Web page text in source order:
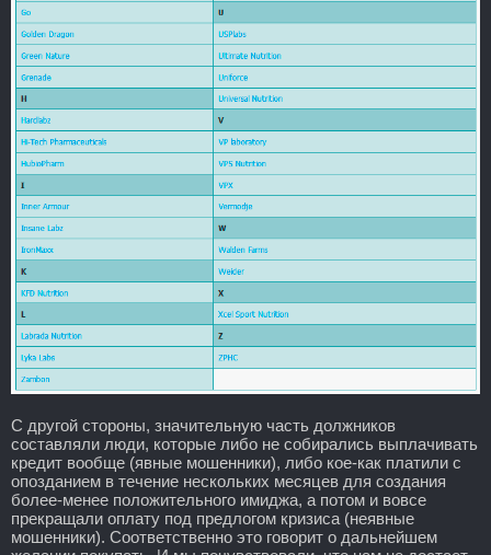
С другой стороны, значительную часть должников
составляли люди, которые либо не собирались выплачивать
кредит вообще (явные мошенники), либо кое-как платили с
опозданием в течение нескольких месяцев для создания
более-менее положительного имиджа, а потом и вовсе
прекращали оплату под предлогом кризиса (неявные
мошенники). Соответственно это говорит о дальнейшем